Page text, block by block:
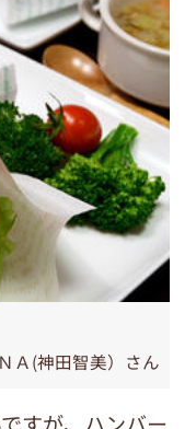
Ａ(神田智美）さん